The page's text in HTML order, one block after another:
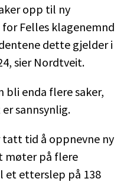
opp til ny
Felles klagenemnd
dette gjelder i
sier Nordtveit.
bli enda flere saker,
sannsynlig.
tatt tid å oppnevne ny
møter på flere
et etterslep på 138